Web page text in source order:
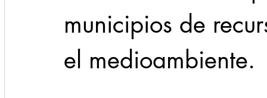
municipios de
el medioambiente.